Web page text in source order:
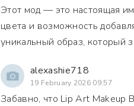
Этот мод — это настоящая
цвета и возможность
уникальный образ, который
alexashie718
19 February 2026 09:57
Забавно, что Lip Art Makeup